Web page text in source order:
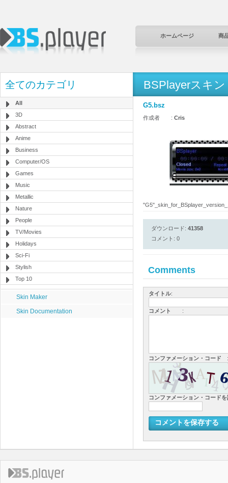
ホームページ 商
全てのカテゴリ
All
3D
Abstract
Anime
Business
Computer/OS
Games
Music
Metallic
Nature
People
TV/Movies
Holidays
Sci-Fi
Stylish
Top 10
Skin Maker
Skin Documentation
BSPlayerスキン
G5.bsz
作成者 : Cris
ダウンロード: 41358
コメント: 0
Comments
タイトル:
コメント :
コンファメーション・コード :
コンファメーション・コード
コメントを保存する